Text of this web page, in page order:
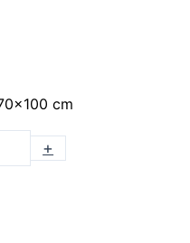
cm
+